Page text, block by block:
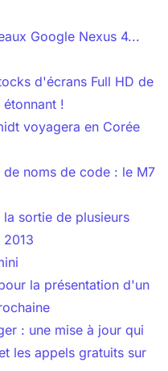
Google Nexus 4...
d'écrans Full HD de
!
voyagera en Corée
noms de code : le M7
sortie de plusieurs
la présentation d'un
: une mise à jour qui
les appels gratuits sur